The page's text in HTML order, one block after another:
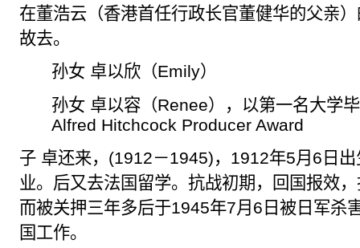
在董浩云（香港首任行政长官董健华的父亲
故去。
孙女 卓以欣 （Emily）
孙女 卓以容 （Renee），以第一名大学
Alfred Hitchcock Producer Award
子 卓还来， (1912－1945)， 1912年5月 6 日
业。后又去法国留学。抗战初期，回国报效
而被关押三年多后于1945年7月 6 日被日军杀
国工作。